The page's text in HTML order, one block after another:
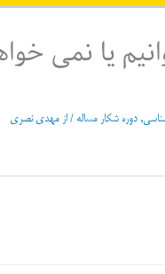
یا نمی
, دوره شکار مساله / از مهدی نصری